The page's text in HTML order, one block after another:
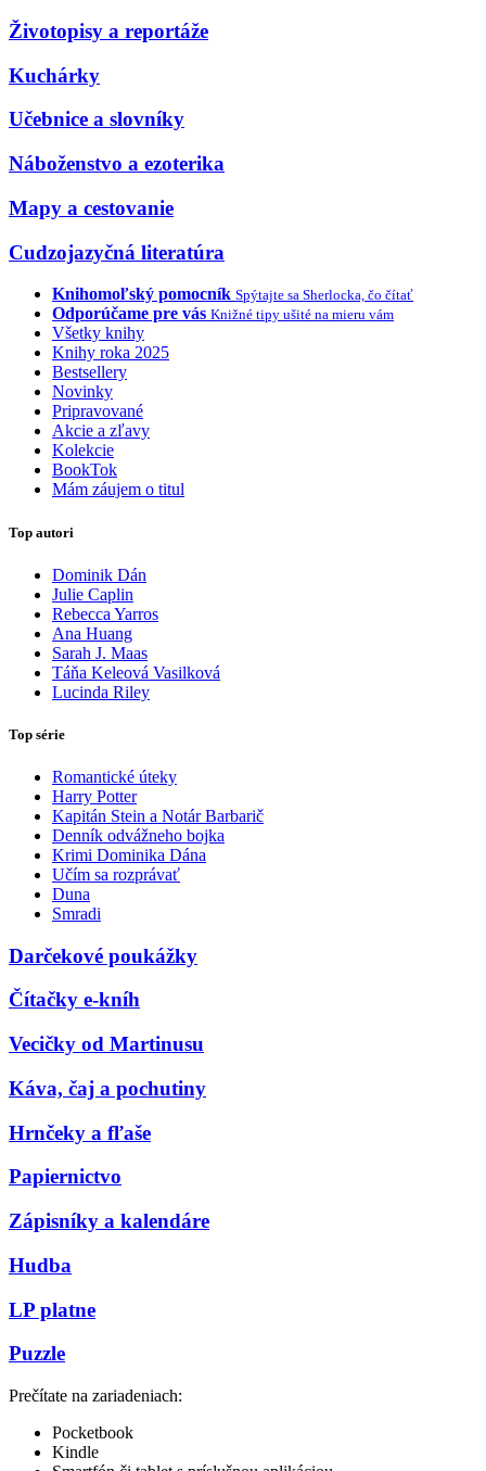
Životopisy a reportáže
Kuchárky
Učebnice a slovníky
Náboženstvo a ezoterika
Mapy a cestovanie
Cudzojazyčná literatúra
Knihomoľský pomocník Spýtajte sa Sherlocka, čo čítať
Odporúčame pre vás Knižné tipy ušité na mieru vám
Všetky knihy
Knihy roka 2025
Bestsellery
Novinky
Pripravované
Akcie a zľavy
Kolekcie
BookTok
Mám záujem o titul
Top autori
Dominik Dán
Julie Caplin
Rebecca Yarros
Ana Huang
Sarah J. Maas
Táňa Keleová Vasilková
Lucinda Riley
Top série
Romantické úteky
Harry Potter
Kapitán Stein a Notár Barbarič
Denník odvážneho bojka
Krimi Dominika Dána
Učím sa rozprávať
Duna
Smradi
Darčekové poukážky
Čítačky e-kníh
Vecičky od Martinusu
Káva, čaj a pochutiny
Hrnčeky a fľaše
Papiernictvo
Zápisníky a kalendáre
Hudba
LP platne
Puzzle
Prečítate na zariadeniach:
Pocketbook
Kindle